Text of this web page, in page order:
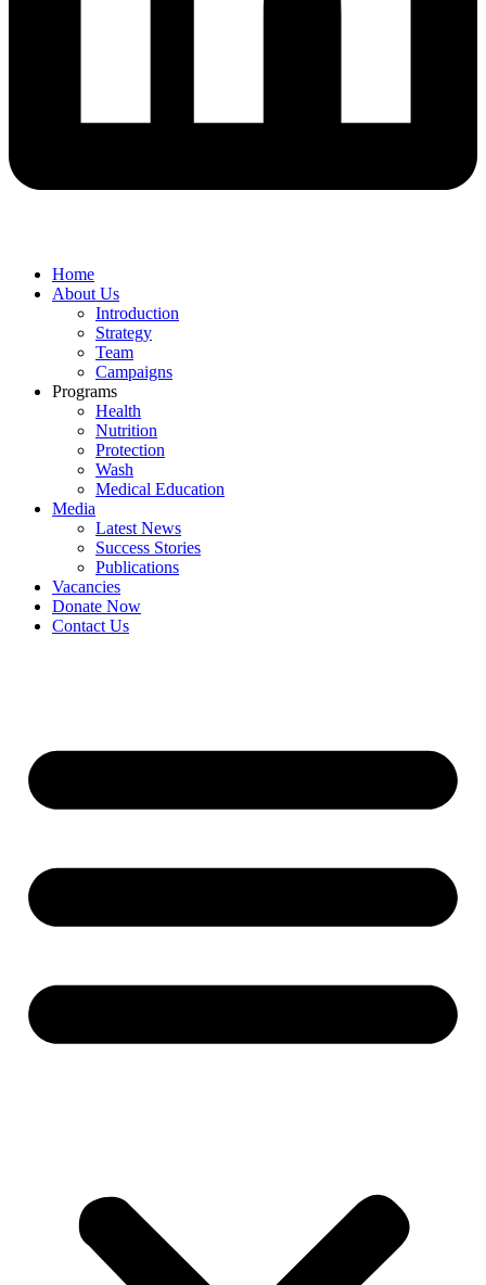
Home
About Us
Introduction
Strategy
Team
Campaigns
Programs
Health
Nutrition
Protection
Wash
Medical Education
Media
Latest News
Success Stories
Publications
Vacancies
Donate Now
Contact Us